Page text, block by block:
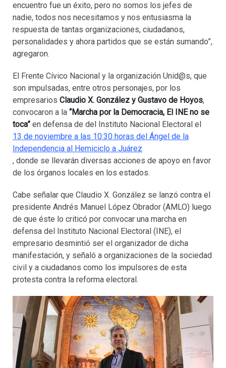
encuentro fue un éxito, pero no somos los jefes de
nadie, todos nos necesitamos y nos entusiasma la
respuesta de tantas organizaciones, ciudadanos,
personalidades y ahora partidos que se están sumando”,
agregaron.
El Frente Cívico Nacional y la organización Unid@s, que
son impulsadas, entre otros personajes, por los
empresarios Claudio X. González y Gustavo de Hoyos,
convocaron a la “Marcha por la Democracia, El INE no se
toca” en defensa de del Instituto Nacional Electoral el
13 de noviembre a las 10:30 horas del Ángel de la
Independencia al Hemiciclo a Juárez
, donde se llevarán diversas acciones de apoyo en favor
de los órganos locales en los estados.
Cabe señalar que Claudio X. González se lanzó contra el
presidente Andrés Manuel López Obrador (AMLO) luego
de que éste lo criticó por convocar una marcha en
defensa del Instituto Nacional Electoral (INE), el
empresario desmintió ser el organizador de dicha
manifestación, y señaló a organizaciones de la sociedad
civil y a ciudadanos como los impulsores de esta
protesta contra la reforma electoral.